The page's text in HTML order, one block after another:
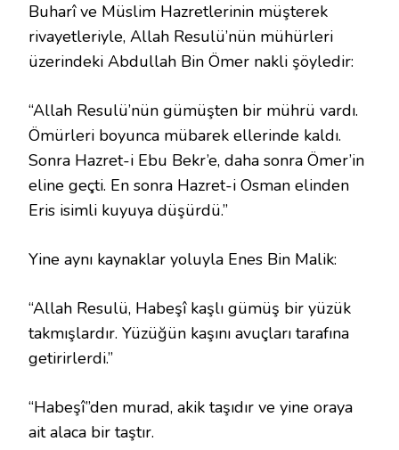
Buharî ve Müslim Hazretlerinin müşterek
rivayetleriyle, Allah Resulü’nün mühürleri
üzerindeki Abdullah Bin Ömer nakli şöyledir:
“Allah Resulü’nün gümüşten bir mührü vardı.
Ömürleri boyunca mübarek ellerinde kaldı.
Sonra Hazret-i Ebu Bekr’e, daha sonra Ömer’in
eline geçti. En sonra Hazret-i Osman elinden
Eris isimli kuyuya düşürdü.”
Yine aynı kaynaklar yoluyla Enes Bin Malik:
“Allah Resulü, Habeşî kaşlı gümüş bir yüzük
takmışlardır. Yüzüğün kaşını avuçları tarafına
getirirlerdi.”
“Habeşî”den murad, akik taşıdır ve yine oraya
ait alaca bir taştır.